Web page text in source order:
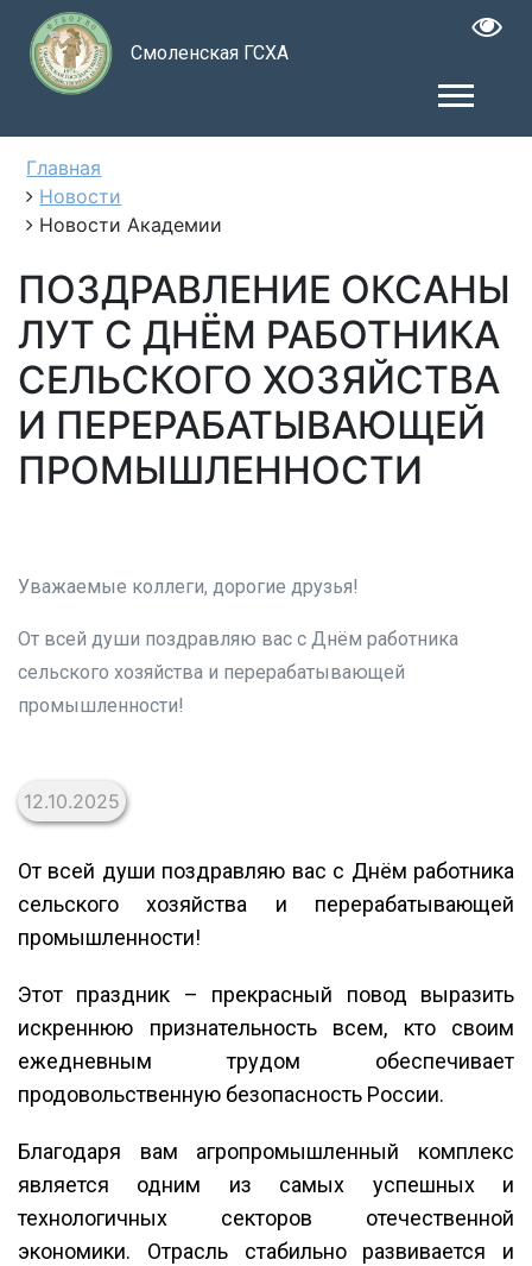
Смоленская ГСХА
Главная
Новости
Новости Академии
ПОЗДРАВЛЕНИЕ ОКСАНЫ
ЛУТ С ДНЁМ РАБОТНИКА
СЕЛЬСКОГО ХОЗЯЙСТВА
И ПЕРЕРАБАТЫВАЮЩЕЙ
ПРОМЫШЛЕННОСТИ
Уважаемые коллеги, дорогие друзья!
От всей души поздравляю вас с Днём работника
сельского хозяйства и перерабатывающей
промышленности!
12.10.2025
От всей души поздравляю вас с Днём работника
сельского хозяйства и перерабатывающей
промышленности!
Этот праздник – прекрасный повод выразить
искреннюю признательность всем, кто своим
ежедневным трудом обеспечивает
продовольственную безопасность России.
Благодаря вам агропромышленный комплекс
является одним из самых успешных и
технологичных секторов отечественной
экономики. Отрасль стабильно развивается и